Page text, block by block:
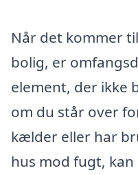
Når det kommer
bolig, er
element, der ikke
om du står over
kælder eller har
hus mod fugt,